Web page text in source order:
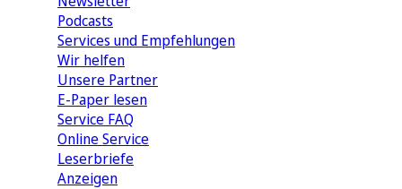
Podcasts
Services und Empfehlungen
Wir helfen
Unsere Partner
E-Paper lesen
Service FAQ
Online Service
Leserbriefe
Anzeigen